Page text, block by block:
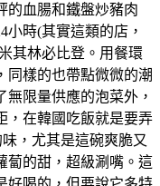
的血腸和鐵盤炒豬肉
小時(其實這類的店，
其林必比登。用餐環
同樣的也帶點微微的潮
限量供應的泡菜外，
，在韓國吃飯就是要弄
，尤其是這碗爽脆又
蔔的甜，超級涮嘴。這